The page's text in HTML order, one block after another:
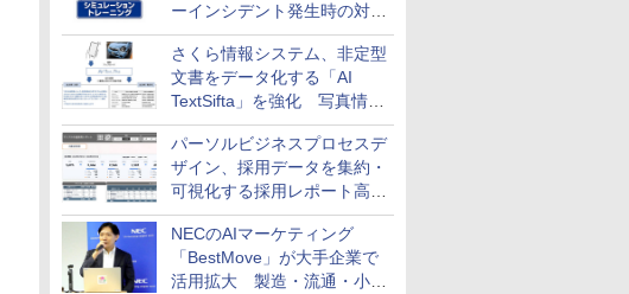
ーインシデント発生時の対応
と危機管理広報を一体的に訓
練するプログラムを提供
さくら情報システム、非定型
文書をデータ化する「AI
TextSifta」を強化 写真情報
のデータ化などに対応
パーソルビジネスプロセスデ
ザイン、採用データを集約・
可視化する採用レポート高速
化サービスを提供
NECのAIマーケティング
「BestMove」が大手企業で
活用拡大 製造・流通・小売